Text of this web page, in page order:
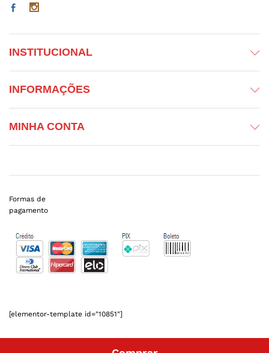
INSTITUCIONAL
INFORMAÇÕES
MINHA CONTA
[elementor-template id="10851"]
Formas de
pagamento